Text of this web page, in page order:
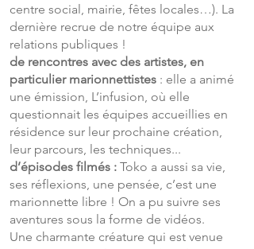
centre social, mairie, fêtes locales…). La
dernière recrue de notre équipe aux
relations publiques !
de rencontres avec des artistes, en
particulier marionnettistes : elle a animé
une émission, L’infusion, où elle
questionnait les équipes accueillies en
résidence sur leur prochaine création,
leur parcours, les techniques...
d’épisodes filmés : Toko a aussi sa vie,
ses réflexions, une pensée, c’est une
marionnette libre ! On a pu suivre ses
aventures sous la forme de vidéos.
Une charmante créature qui est venue